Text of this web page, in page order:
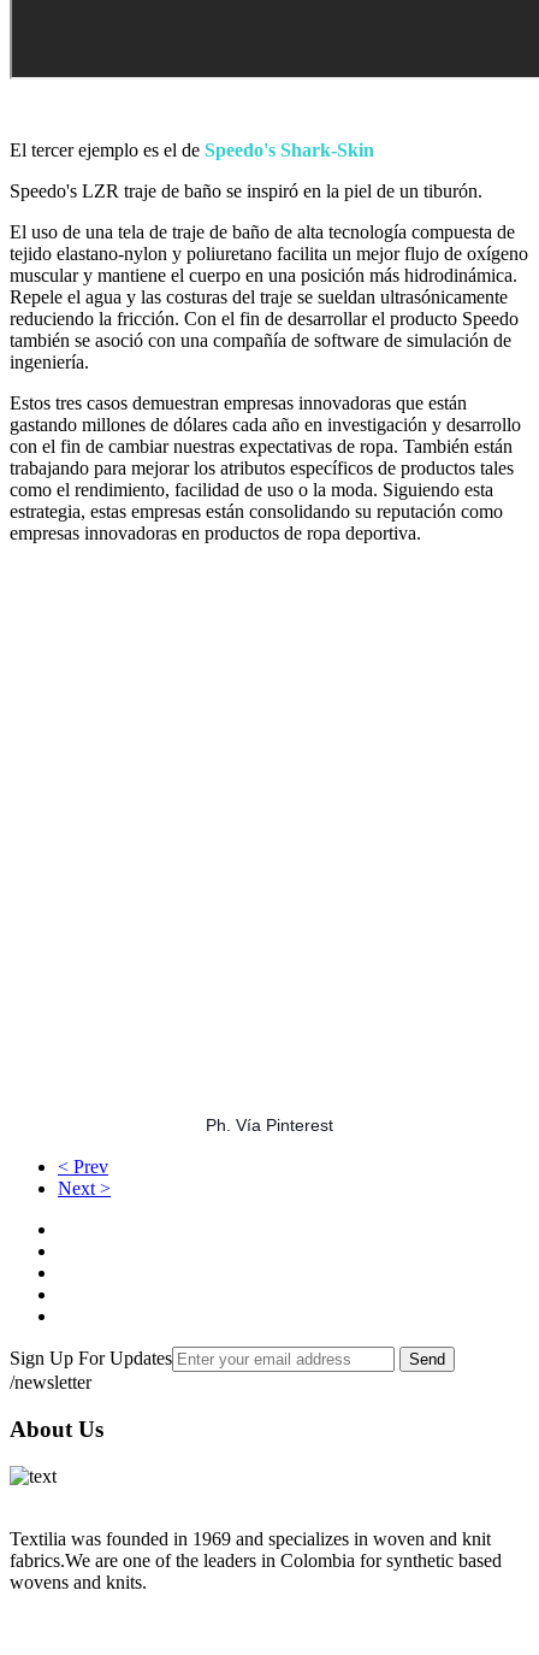
El tercer ejemplo es el de Speedo's Shark-Skin
Speedo's LZR traje de baño se inspiró en la piel de un tiburón.
El uso de una tela de traje de baño de alta tecnología compuesta de
tejido elastano-nylon y poliuretano facilita un mejor flujo de oxígeno
muscular y mantiene el cuerpo en una posición más hidrodinámica.
Repele el agua y las costuras del traje se sueldan ultrasónicamente
reduciendo la fricción. Con el fin de desarrollar el producto Speedo
también se asoció con una compañía de software de simulación de
ingeniería.
Estos tres casos demuestran empresas innovadoras que están
gastando millones de dólares cada año en investigación y desarrollo
con el fin de cambiar nuestras expectativas de ropa. También están
trabajando para mejorar los atributos específicos de productos tales
como el rendimiento, facilidad de uso o la moda. Siguiendo esta
estrategia, estas empresas están consolidando su reputación como
empresas innovadoras en productos de ropa deportiva.
Ph. Vía Pinterest
< Prev
Next >
Sign Up For Updates Send
/newsletter
About Us
Textilia was founded in 1969 and specializes in woven and knit
fabrics.We are one of the leaders in Colombia for synthetic based
wovens and knits.